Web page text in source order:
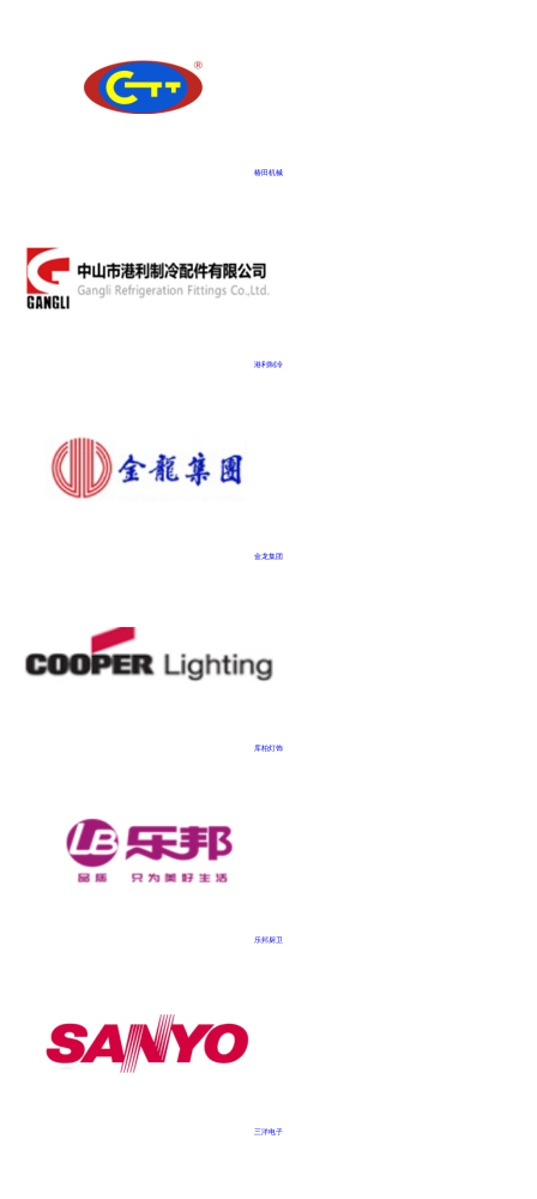
椿田机械
港利制冷
金龙集团
库柏灯饰
乐邦厨卫
三洋电子